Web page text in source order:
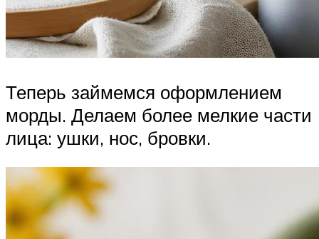
Теперь займемся оформлением
морды. Делаем более мелкие части
лица: ушки, нос, бровки.